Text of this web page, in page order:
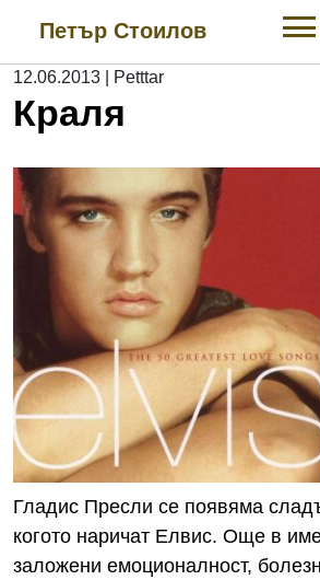
content
Петър Стоилов
12.06.2013 Petttar
Краля
Гладис Пресли се появяма
когото наричат Елвис. Още в
заложени емоционалност,